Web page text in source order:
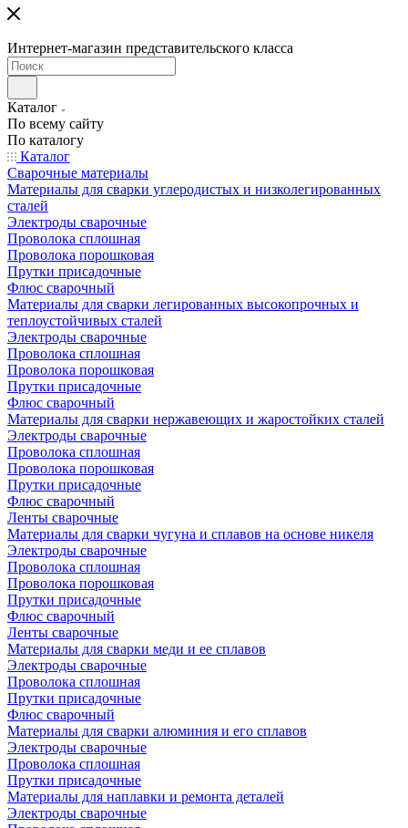
Интернет-магазин представительского класса
Каталог
По всему сайту
По каталогу
Каталог
Сварочные материалы
Материалы для сварки углеродистых и низколегированных
сталей
Электроды сварочные
Проволока сплошная
Проволока порошковая
Прутки присадочные
Флюс сварочный
Материалы для сварки легированных высокопрочных и
теплоустойчивых сталей
Электроды сварочные
Проволока сплошная
Проволока порошковая
Прутки присадочные
Флюс сварочный
Материалы для сварки нержавеющих и жаростойких сталей
Электроды сварочные
Проволока сплошная
Проволока порошковая
Прутки присадочные
Флюс сварочный
Ленты сварочные
Материалы для сварки чугуна и сплавов на основе никеля
Электроды сварочные
Проволока сплошная
Проволока порошковая
Прутки присадочные
Флюс сварочный
Ленты сварочные
Материалы для сварки меди и ее сплавов
Электроды сварочные
Проволока сплошная
Прутки присадочные
Флюс сварочный
Материалы для сварки алюминия и его сплавов
Электроды сварочные
Проволока сплошная
Прутки присадочные
Материалы для наплавки и ремонта деталей
Электроды сварочные